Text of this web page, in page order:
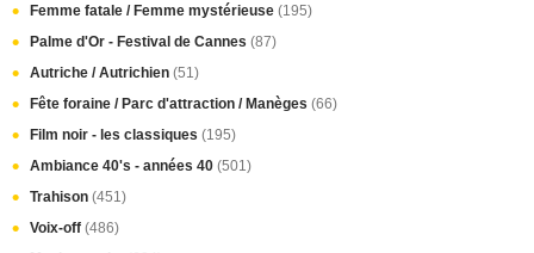
Femme fatale / Femme mystérieuse (195)
Palme d'Or - Festival de Cannes (87)
Autriche / Autrichien (51)
Fête foraine / Parc d'attraction / Manèges (66)
Film noir - les classiques (195)
Ambiance 40's - années 40 (501)
Trahison (451)
Voix-off (486)